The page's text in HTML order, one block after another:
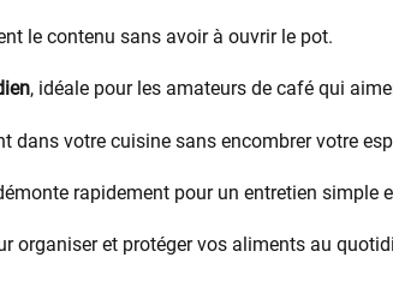
le contenu sans avoir à ouvrir le pot.
, idéale pour les amateurs de café qui
dans votre cuisine sans encombrer votre
rapidement pour un entretien simple
organiser et protéger vos aliments au